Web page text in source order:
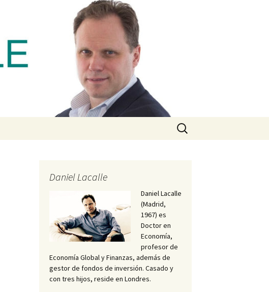
Buscar:
Daniel Lacalle
Daniel Lacalle
(Madrid,
1967) es
Doctor en
Economía,
profesor de
Economía Global y Finanzas, además de
gestor de fondos de inversión. Casado y
con tres hijos, reside en Londres.